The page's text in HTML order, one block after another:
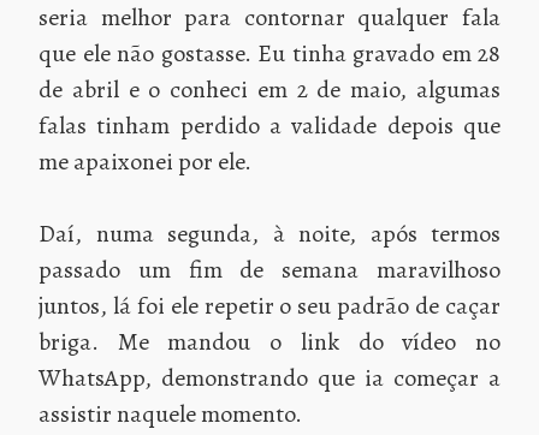
seria melhor para contornar qualquer fala
que ele não gostasse. Eu tinha gravado em 28
de abril e o conheci em 2 de maio, algumas
falas tinham perdido a validade depois que
me apaixonei por ele.
Daí, numa segunda, à noite, após termos
passado um fim de semana maravilhoso
juntos, lá foi ele repetir o seu padrão de caçar
briga. Me mandou o link do vídeo no
WhatsApp, demonstrando que ia começar a
assistir naquele momento.